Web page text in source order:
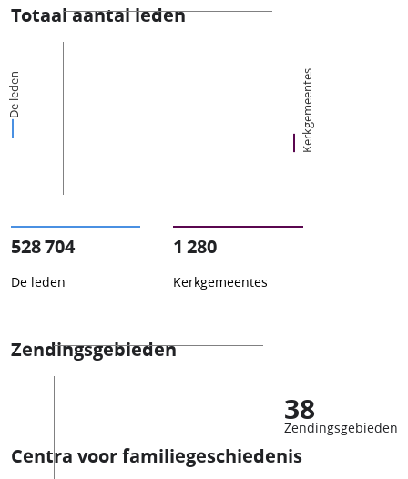
Totaal aantal leden
De leden Kerkgemeentes
528 704
De leden
1 280
Kerkgemeentes
Zendingsgebieden
38
Zendingsgebieden
Centra voor familiegeschiedenis